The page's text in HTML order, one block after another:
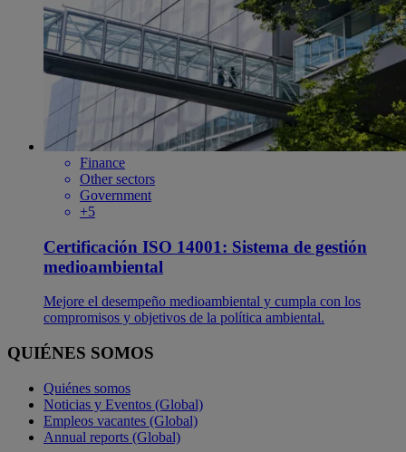
Finance
Other sectors
Government
+5
Certificación ISO 14001: Sistema de gestión
medioambiental
Mejore el desempeño medioambiental y cumpla con los
compromisos y objetivos de la política ambiental.
QUIÉNES SOMOS
Quiénes somos
Noticias y Eventos (Global)
Empleos vacantes (Global)
Annual reports (Global)